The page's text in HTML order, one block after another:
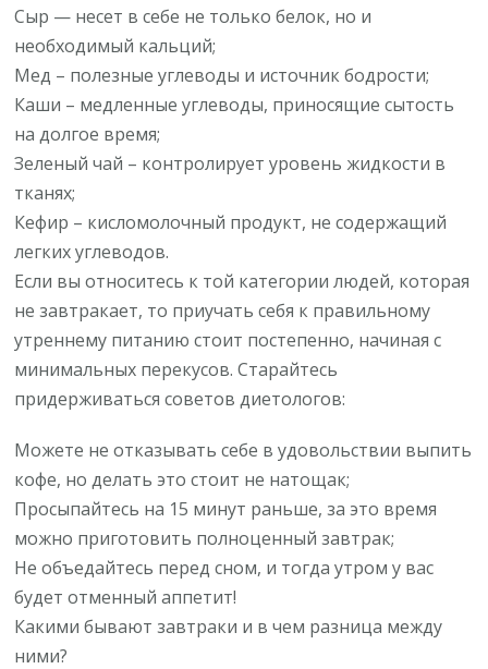
Сыр — несет в себе не только белок, но и
необходимый кальций;
Мед – полезные углеводы и источник бодрости;
Каши – медленные углеводы, приносящие сытость
на долгое время;
Зеленый чай – контролирует уровень жидкости в
тканях;
Кефир – кисломолочный продукт, не содержащий
легких углеводов.
Если вы относитесь к той категории людей, которая
не завтракает, то приучать себя к правильному
утреннему питанию стоит постепенно, начиная с
минимальных перекусов. Старайтесь
придерживаться советов диетологов:
Можете не отказывать себе в удовольствии выпить
кофе, но делать это стоит не натощак;
Просыпайтесь на 15 минут раньше, за это время
можно приготовить полноценный завтрак;
Не объедайтесь перед сном, и тогда утром у вас
будет отменный аппетит!
Какими бывают завтраки и в чем разница между
ними?